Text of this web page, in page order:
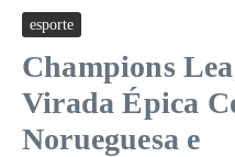
esporte
Champions
Virada Épica
Norueguesa e